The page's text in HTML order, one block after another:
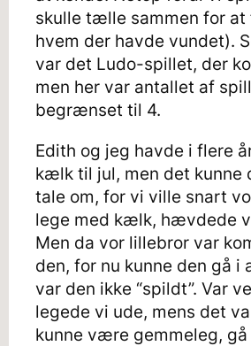
skulle tælle sammen for at
hvem der havde vundet).
var det Ludo-spillet, der
men her var antallet af
begrænset til 4.
Edith og jeg havde i flere
kælk til jul, men det kunne
tale om, for vi ville snart
lege med kælk, hævdede
Men da vor lillebror var
den, for nu kunne den gå i
var den ikke “spildt”. Var
legede vi ude, mens det
kunne være gemmeleg,